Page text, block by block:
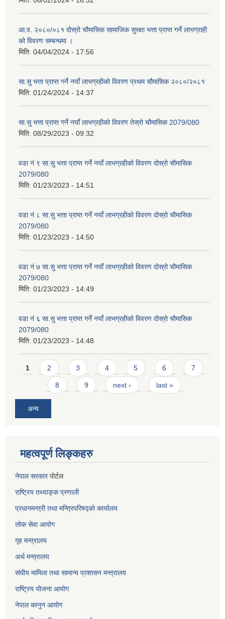
आ.व. २०८०/०८१ दोस्रो चौमासिक सामाजिक सुरक्षा भत्ता प्राप्त गर्ने लाभग्राही
को विवरण सम्बन्धमा ।
मिति: 04/04/2024 - 17:56
सा.सु भत्ता प्राप्त गर्ने नयाँ लाभग्रहीको विवरण प्रथम चौमासिक २०८०/२०८१
मिति: 01/24/2024 - 14:37
सा.सु भत्ता प्राप्त गर्ने नयाँ लाभग्रहीको विवरण तेस्रो चौमासिक 2079/080
मिति: 08/29/2023 - 09:32
वडा नं ९ सा.सु भत्ता प्राप्त गर्ने नयाँ लाभग्रहीको विवरण दोस्रो चौमासिक
2079/080
मिति: 01/23/2023 - 14:51
वडा नं ८ सा.सु भत्ता प्राप्त गर्ने नयाँ लाभग्रहीको विवरण दोस्रो चौमासिक
2079/080
मिति: 01/23/2023 - 14:50
वडा नं ७ सा.सु भत्ता प्राप्त गर्ने नयाँ लाभग्रहीको विवरण दोस्रो चौमासिक
2079/080
मिति: 01/23/2023 - 14:49
वडा नं ६ सा.सु भत्ता प्राप्त गर्ने नयाँ लाभग्रहीको विवरण दोस्रो चौमासिक
2079/080
मिति: 01/23/2023 - 14:48
Pages
1 2 3 4 5 6 7
8 9 next › last »
अन्य
महत्वपूर्ण लिङ्कहरु
नेपाल सरकारपोर्टल
राष्ट्रिय तथ्याङ्क प्रणाली
प्रधानमन्त्री तथा मन्त्रिपरिषद्को कार्यालय
लोक सेवाआयोग
गृह मन्त्रालय
अर्थ मन्त्रालय
संघीय मामिला तथा सामान्य प्रशासन मन्त्रालय
राष्ट्रिय योजना आयोग
नेपाल कानुन आयोग